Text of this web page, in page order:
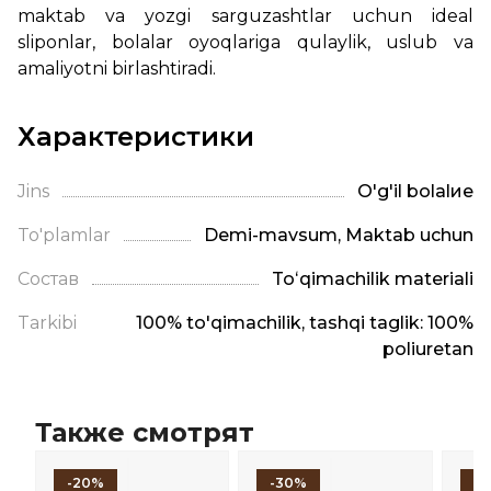
maktab va yozgi sarguzashtlar uchun ideal
sliponlar, bolalar oyoqlariga qulaylik, uslub va
amaliyotni birlashtiradi.
Характеристики
Jins O'g'il bolalие
To'plamlar Demi-mavsum, Maktab uchun
Состав Toʻqimachilik materiali
Tarkibi
100% to'qimachilik, tashqi taglik: 100%
poliuretan
Также смотрят
-20% -30%